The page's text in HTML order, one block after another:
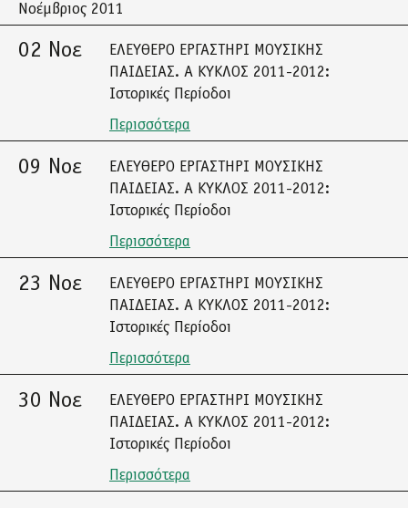
Νοέμβριος 2011
02 Νοε
ΕΛΕΥΘΕΡΟ ΕΡΓΑΣΤΗΡΙ ΜΟΥΣΙΚΗΣ
ΠΑΙΔΕΙΑΣ. Α ΚΥΚΛΟΣ 2011-2012:
Ιστορικές Περίοδοι
Περισσότερα
09 Νοε
ΕΛΕΥΘΕΡΟ ΕΡΓΑΣΤΗΡΙ ΜΟΥΣΙΚΗΣ
ΠΑΙΔΕΙΑΣ. Α ΚΥΚΛΟΣ 2011-2012:
Ιστορικές Περίοδοι
Περισσότερα
23 Νοε
ΕΛΕΥΘΕΡΟ ΕΡΓΑΣΤΗΡΙ ΜΟΥΣΙΚΗΣ
ΠΑΙΔΕΙΑΣ. Α ΚΥΚΛΟΣ 2011-2012:
Ιστορικές Περίοδοι
Περισσότερα
30 Νοε
ΕΛΕΥΘΕΡΟ ΕΡΓΑΣΤΗΡΙ ΜΟΥΣΙΚΗΣ
ΠΑΙΔΕΙΑΣ. Α ΚΥΚΛΟΣ 2011-2012:
Ιστορικές Περίοδοι
Περισσότερα